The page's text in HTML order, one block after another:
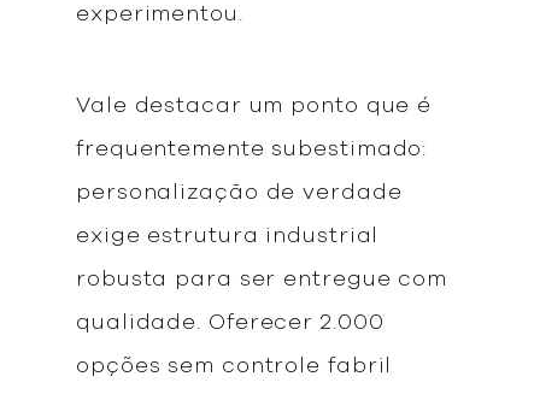
experimentou.
Vale destacar um ponto que é
frequentemente subestimado:
personalização de verdade
exige estrutura industrial
robusta para ser entregue com
qualidade. Oferecer 2.000
opções sem controle fabril